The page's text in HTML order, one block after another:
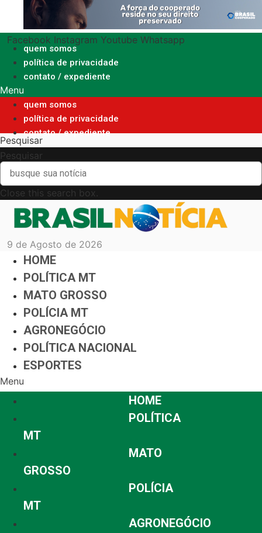
o
conteúdo
Facebook Instagram Youtube Whatsapp
quem somos
política de privacidade
contato / expediente
Menu
quem somos
política de privacidade
contato / expediente
Pesquisar
Pesquisar
Close this search box.
9 de Agosto de 2026
HOME
POLÍTICA MT
MATO GROSSO
POLÍCIA MT
AGRONEGÓCIO
POLÍTICA NACIONAL
ESPORTES
Menu
HOME
POLÍTICA
MT
MATO
GROSSO
POLÍCIA
MT
AGRONEGÓCIO